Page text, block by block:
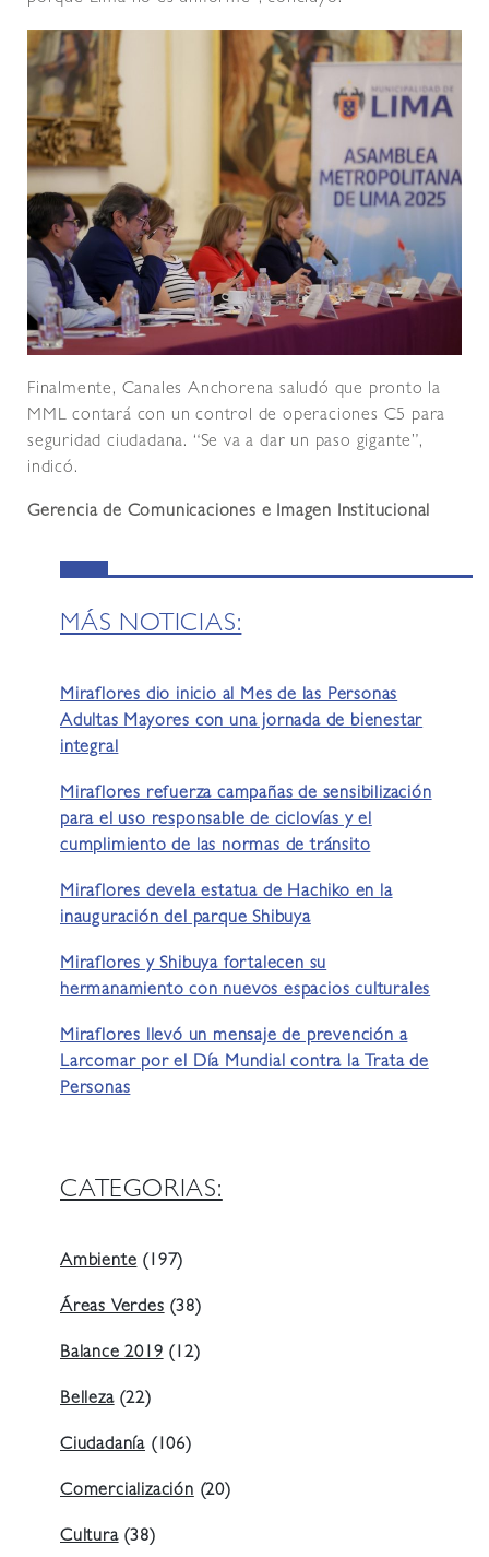
Finalmente, Canales Anchorena saludó que pronto la
MML contará con un control de operaciones C5 para
seguridad ciudadana. “Se va a dar un paso gigante”,
indicó.
Gerencia de Comunicaciones e Imagen Institucional
MÁS NOTICIAS:
Miraflores dio inicio al Mes de las Personas
Adultas Mayores con una jornada de bienestar
integral
Miraflores refuerza campañas de sensibilización
para el uso responsable de ciclovías y el
cumplimiento de las normas de tránsito
Miraflores devela estatua de Hachiko en la
inauguración del parque Shibuya
Miraflores y Shibuya fortalecen su
hermanamiento con nuevos espacios culturales
Miraflores llevó un mensaje de prevención a
Larcomar por el Día Mundial contra la Trata de
Personas
CATEGORIAS:
Ambiente(197)
Áreas Verdes(38)
Balance 2019(12)
Belleza(22)
Ciudadanía (106)
Comercialización(20)
Cultura(38)